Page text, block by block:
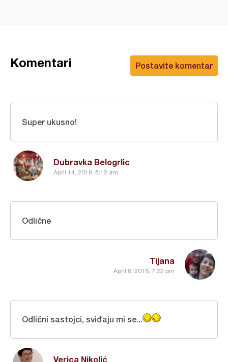
Postavite komentar
Komentari
Dubravka Belogrlic
April 14, 2018, 5:12 am
Super ukusno!
Tijana
April 8, 2018, 7:22 pm
Odlične
Verica Nikolić
Odlični sastojci, sviđaju mi se...